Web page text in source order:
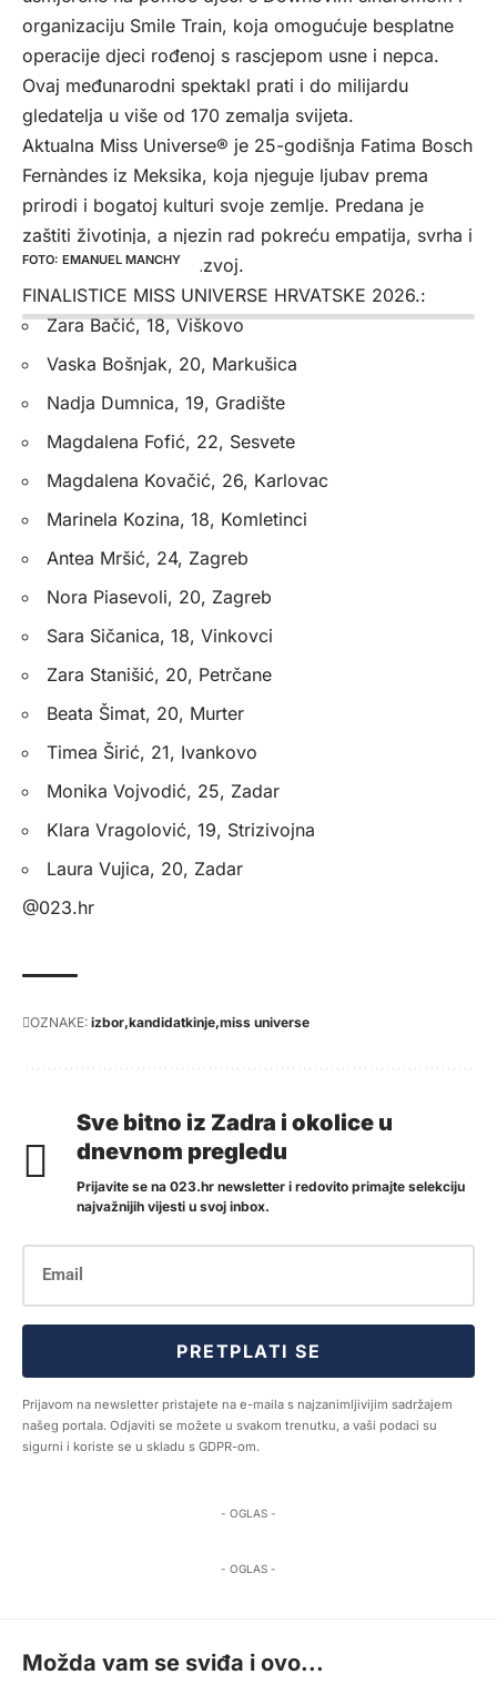
EMANUEL MANCHY
organizaciju Smile Train, koja omogućuje besplatne
operacije djeci rođenoj s rascjepom usne i nepca.
Ovaj međunarodni spektakl prati i do milijardu
gledatelja u više od 170 zemalja svijeta.
Aktualna Miss Universe® je 25-godišnja Fatima Bosch
Fernàndes iz Meksika, koja njeguje ljubav prema
prirodi i bogatoj kulturi svoje zemlje. Predana je
zaštiti životinja, a njezin rad pokreću empatija, svrha i
kontinuirani osobni razvoj.
FINALISTICE MISS UNIVERSE HRVATSKE 2026.:
Zara Bačić, 18, Viškovo
Vaska Bošnjak, 20, Markušica
Nadja Dumnica, 19, Gradište
Magdalena Fofić, 22, Sesvete
Magdalena Kovačić, 26, Karlovac
Marinela Kozina, 18, Komletinci
Antea Mršić, 24, Zagreb
Nora Piasevoli, 20, Zagreb
Sara Sičanica, 18, Vinkovci
Zara Stanišić, 20, Petrčane
Beata Šimat, 20, Murter
Timea Širić, 21, Ivankovo
Monika Vojvodić, 25, Zadar
Klara Vragolović, 19, Strizivojna
Laura Vujica, 20, Zadar
@023.hr
OZNAKE: izbor kandidatkinje miss universe
Sve bitno iz Zadra i okolice u
dnevnom pregledu
Prijavite se na 023.hr newsletter i redovito primajte selekciju
najvažnijih vijesti u svoj inbox.
PRETPLATI SE
Prijavom na newsletter pristajete na e-maila s najzanimljivijim sadržajem
našeg portala. Odjaviti se možete u svakom trenutku, a vaši podaci su
sigurni i koriste se u skladu s GDPR-om.
- OGLAS -
- OGLAS -
Možda vam se sviđa i ovo...